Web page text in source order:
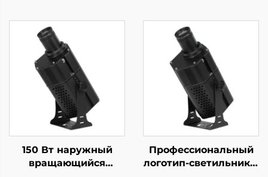
150 Вт наружный
вращающийся
Профессиональный
логотип-светильник с